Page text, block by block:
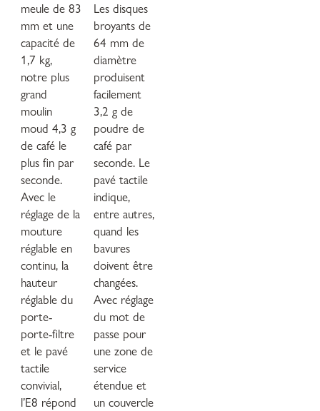
meule de 83
mm et une
capacité de
1,7 kg,
notre plus
grand
moulin
moud 4,3 g
de café le
plus fin par
seconde.
Avec le
réglage de la
mouture
réglable en
continu, la
hauteur
réglable du
porte-
porte-filtre
et le pavé
tactile
convivial,
l’E8 répond
Les disques
broyants de
64 mm de
diamètre
produisent
facilement
3,2 g de
poudre de
café par
seconde. Le
pavé tactile
indique,
entre autres,
quand les
bavures
doivent être
changées.
Avec réglage
du mot de
passe pour
une zone de
service
étendue et
un couvercle